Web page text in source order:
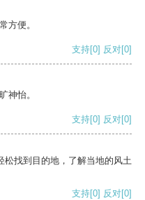
方便。
支持[0] 反对[0]
神怡。
支持[0] 反对[0]
松找到目的地，了解当地的风土
支持[0] 反对[0]